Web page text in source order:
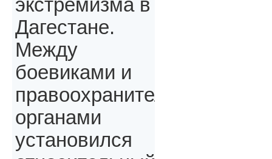
экстремизма в
Дагестане.
Между
боевиками и
правоохранительными
органами
установился